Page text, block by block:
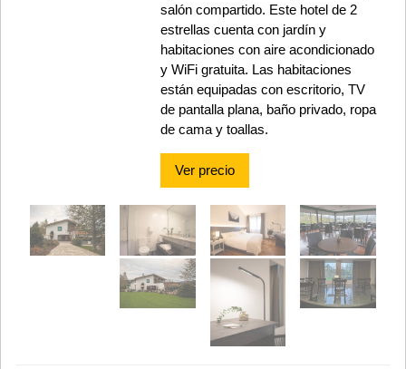
salón compartido. Este hotel de 2
estrellas cuenta con jardín y
habitaciones con aire acondicionado
y WiFi gratuita. Las habitaciones
están equipadas con escritorio, TV
de pantalla plana, baño privado, ropa
de cama y toallas.
Ver precio